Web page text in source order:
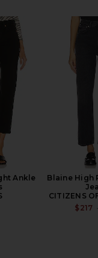
Ankle
Blaine High
CITIZENS
$217